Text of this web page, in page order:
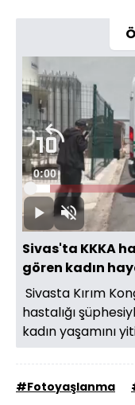
DuraklatSesi
Aç
Süre
0:00
Yüklendi:
6.81%
Sivas'ta KKKA
gören kadın
Sivasta Kırım
hastalığı
kadın yaşamını
#Fotoyaşlanma